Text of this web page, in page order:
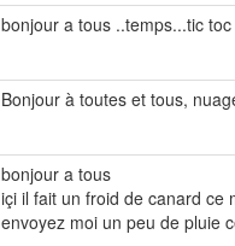
bonjour a tous ..temps...tic
Bonjour à toutes et tous,
bonjour a tous
içi il fait un froid de canard ce
envoyez moi un peu de pluie